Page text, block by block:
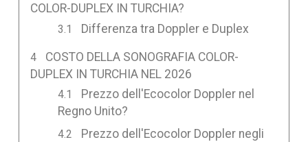
COLOR-DUPLEX IN TURCHIA?
Differenza tra Doppler e Duplex
COSTO DELLA SONOGRAFIA COLOR-
DUPLEX IN TURCHIA NEL 2026
Prezzo dell'Ecocolor Doppler nel
Regno Unito?
Prezzo dell'Ecocolor Doppler negli